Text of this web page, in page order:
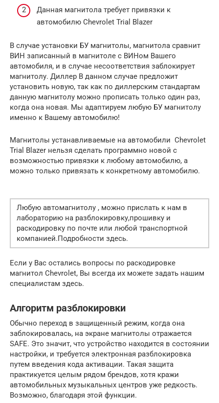
Данная магнитола требует привязки к
автомобилю Chevrolet Trial Blazer
В случае установки БУ магнитолы, магнитола сравнит
ВИН записанный в магнитоле с ВИНом Вашего
автомобиля, и в случае несоответствия заблокирует
магнитолу. Диллер В данном случае предложит
установить новую, так как по диллерским стандартам
данную магнитолу можно прописать только один раз,
когда она новая. Мы адаптируем любую БУ магнитолу
именно к Вашему автомобилю!
Магнитолы устанавливаемые на автомобили Chevrolet
Trial Blazer нельзя сделать программно новой с
возможностью привязки к любому автомобилю, а
можно только привязать к конкретному автомобилю.
Любую автомагнитолу , можно прислать к нам в
лабораторию на разблокировку,прошивку и
раскодировку по почте или любой транспортной
компанией.Подробности здесь.
Если у Вас остались вопросы по раскодировке
магнитол Chevrolet, Вы всегда их можете задать нашим
специалистам здесь.
Алгоритм разблокировки
Обычно переход в защищенный режим, когда она
заблокировалась, на экране магнитолы отражается
SAFE. Это значит, что устройство находится в состоянии
настройки, и требуется электронная разблокировка
путем введения кода активации. Такая защита
практикуется целым рядом брендов, хотя кражи
автомобильных музыкальных центров уже редкость.
Возможно, благодаря этой функции.